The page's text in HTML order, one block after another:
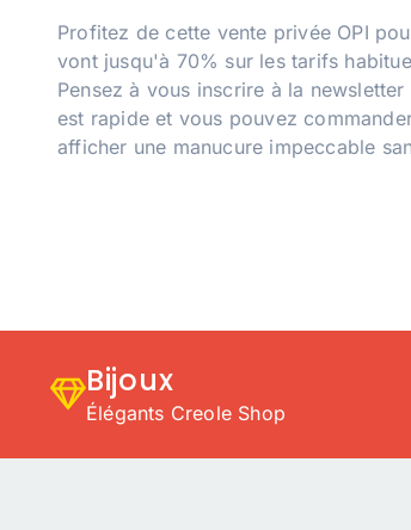
Profitez de cette vente privée OPI
vont jusqu'à 70% sur les tarifs
Pensez à vous inscrire à la
est rapide et vous pouvez
afficher une manucure impeccable
Bijoux
Élégants Creole Shop